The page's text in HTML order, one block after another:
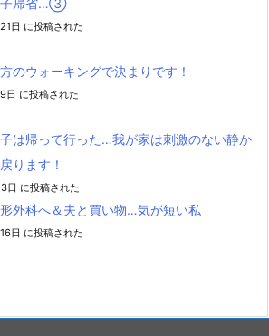
日 に投稿された
のウォーキングで決まりです！
日 に投稿された
は帰って行った…我が家は刺激のない静か
ります！
日 に投稿された
外科へ＆夫と買い物…気が短い私
日 に投稿された